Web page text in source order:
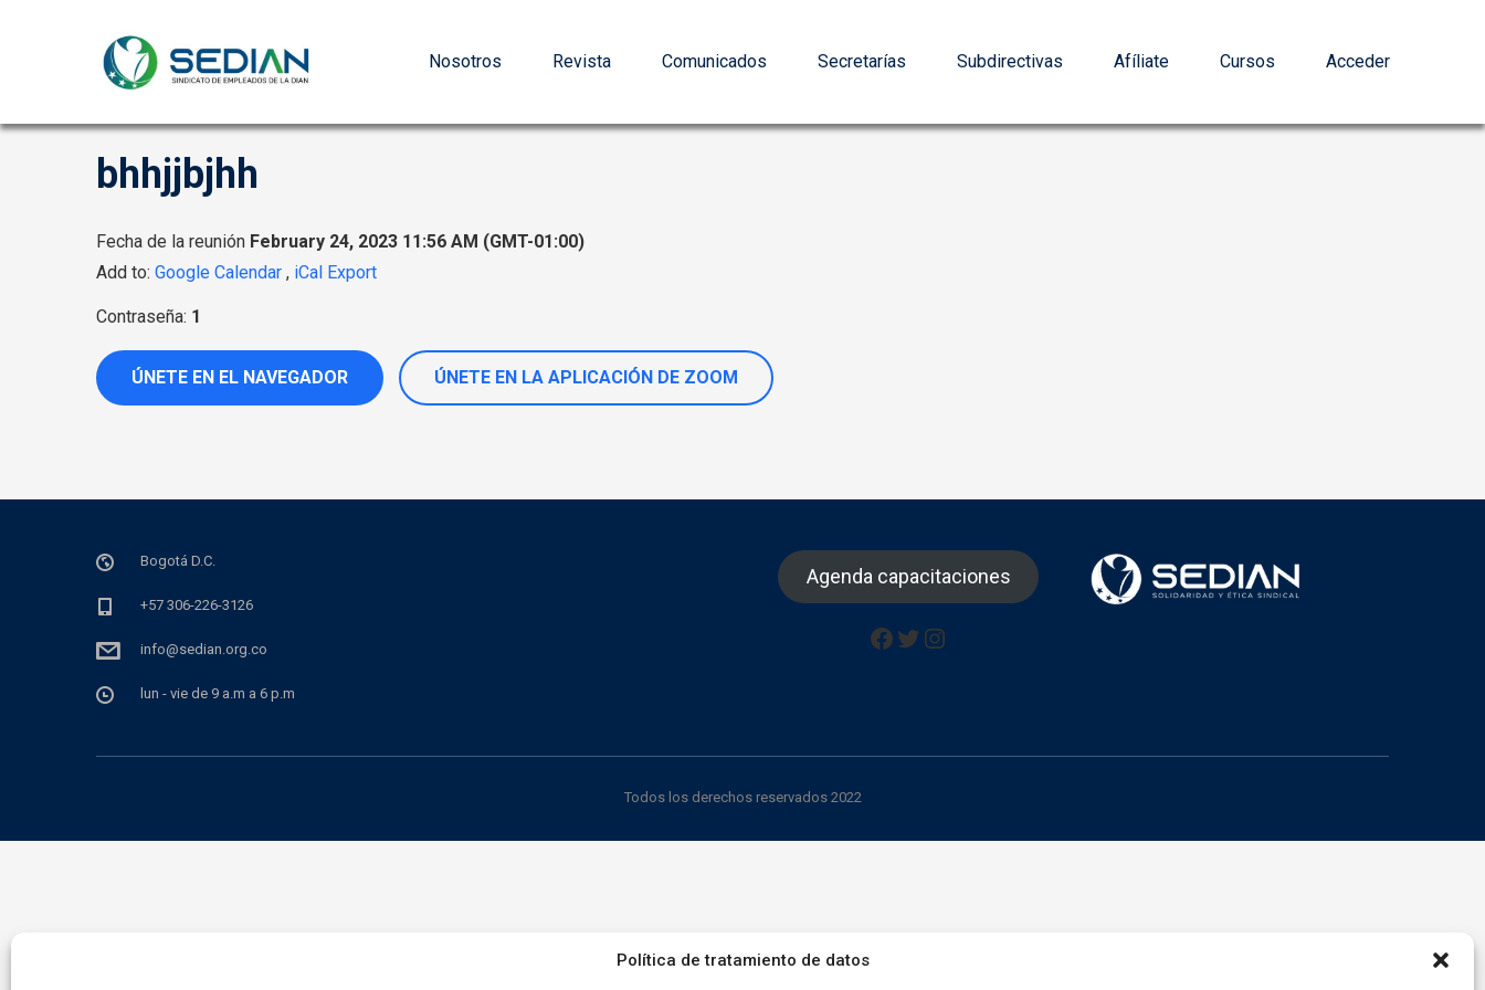
Política de tratamiento de datos
Nosotros Revista Comunicados Secretarías Subdirectivas Afíliate Cursos Acceder
bhhjjbjhh
Fecha de la reunión February 24, 2023 11:56 AM (GMT-01:00)
Add to: Google Calendar , iCal Export
Contraseña: 1
ÚNETE EN EL NAVEGADOR ÚNETE EN LA APLICACIÓN DE ZOOM
Bogotá D.C.
+57 306-226-3126
info@sedian.org.co
lun - vie de 9 a.m a 6 p.m
Agenda capacitaciones
Facebook
Twitter
Instagram
Todos los derechos reservados 2022